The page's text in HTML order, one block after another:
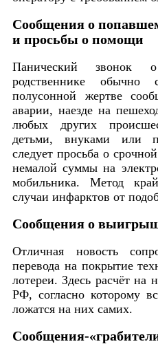
Сообщения о
и просьбы о помощи
Панический
родственнике обычно
полусонной жертве
аварии, наезде на
любых других
детьми, внуками или
следует просьба о
немалой суммы на
мобильника. Метод
случаи инфарктов от
Сообщения о
Отличная новость
перевода на покрытие
лотереи. Здесь расчёт на
РФ, согласно которому
ложатся на них самих.
Сообщения-